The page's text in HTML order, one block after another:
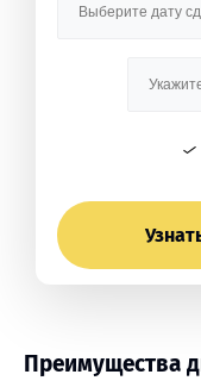
Преимущества